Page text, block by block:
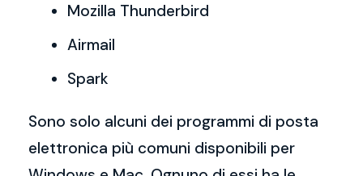
Mozilla Thunderbird
Airmail
Spark
Sono solo alcuni dei programmi di posta
elettronica più comuni disponibili per